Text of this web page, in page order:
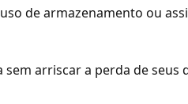
de armazenamento ou
arriscar a perda de seus